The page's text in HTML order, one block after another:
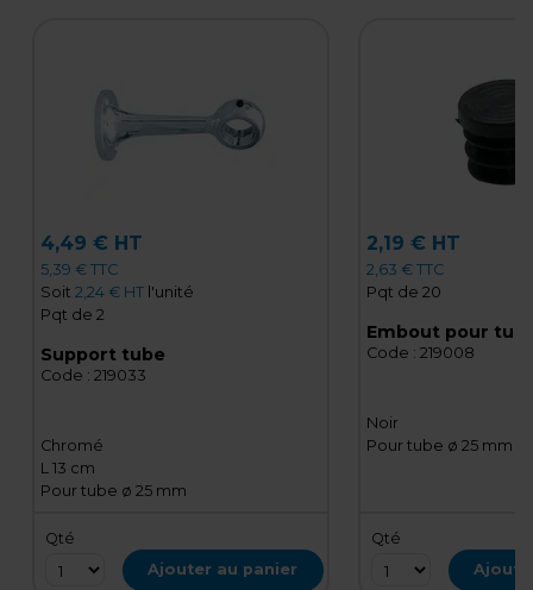
4,49 € HT
5,39 € TTC
Soit 2,24 € HTl'unité
Pqt de 2
Support tube
Code : 219033
Chromé
L 13 cm
Pour tube ø 25 mm
Qté
Ajouter au panier
2,19 € HT
2,63 € TTC
Pqt de 20
Embout pour
Code : 219008
Noir
Pour tube ø 25 mm
Qté